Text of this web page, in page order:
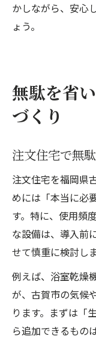
かしながら、安心
ょう。
無駄を省
づくり
注文住宅で無
注文住宅を福岡県
めには「本当に必
す。特に、使用頻
な設備は、導入前
せて慎重に検討し
例えば、浴室乾燥
が、古賀市の気候
ります。まずは「
ら追加できるもの